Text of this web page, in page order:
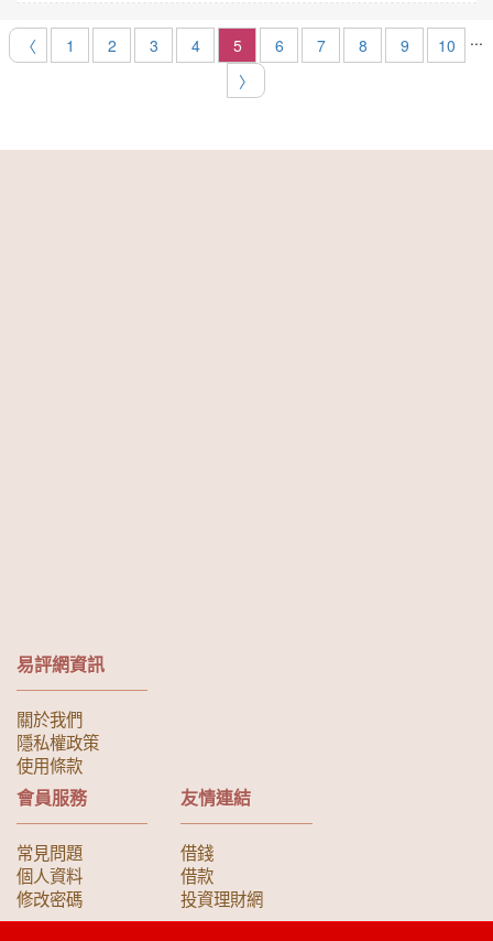
〈 1 2 3 4 5 6 7 8 9 10
...
〉
易評網資訊
關於我們
隱私權政策
使用條款
會員服務
常見問題
個人資料
修改密碼
友情連結
借錢
借款
投資理財網